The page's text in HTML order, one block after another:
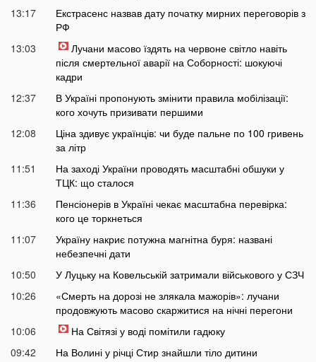
13:17
Екстрасенс назвав дату початку мирних переговорів з
РФ
13:03
Лучани масово їздять на червоне світло навіть
після смертельної аварії на Соборності: шокуючі
кадри
12:37
В Україні пропонують змінити правила мобілізації:
кого хочуть призивати першими
12:08
Ціна здивує українців: чи буде пальне по 100 гривень
за літр
11:51
На заході України проводять масштабні обшуки у
ТЦК: що сталося
11:36
Пенсіонерів в Україні чекає масштабна перевірка:
кого це торкнеться
11:07
Україну накриє потужна магнітна буря: названі
небезпечні дати
10:50
У Луцьку на Ковельській затримали військового у СЗЧ
10:26
«Смерть на дорозі не злякала мажорів»: лучани
продовжують масово скаржитися на нічні перегони
10:06
На Світязі у воді помітили гадюку
09:42
На Волині у річці Стир знайшли тіло дитини